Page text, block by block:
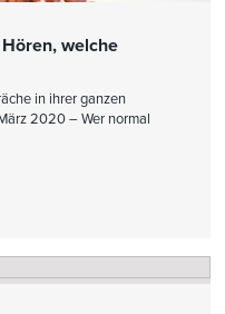
welche
in ihrer ganzen
2020 – Wer normal